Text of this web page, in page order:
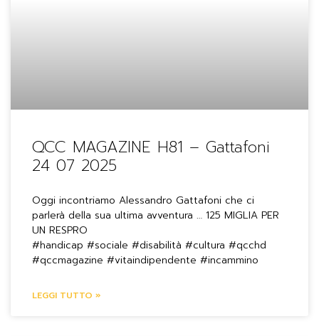
QCC MAGAZINE H81 – Gattafoni
24 07 2025
Oggi incontriamo Alessandro Gattafoni che ci
parlerà della sua ultima avventura … 125 MIGLIA PER
UN RESPRO
#handicap #sociale #disabilità #cultura #qcchd
#qccmagazine #vitaindipendente #incammino
LEGGI TUTTO »